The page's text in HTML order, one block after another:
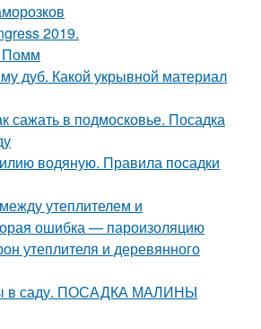
2019.
Помм
дуб. Какой укрывной материал
сажать в подмосковье. Посадка
водяную. Правила посадки
утеплителем и
ошибка — пароизоляцию
утеплителя и деревянного
в саду. ПОСАДКА МАЛИНЫ